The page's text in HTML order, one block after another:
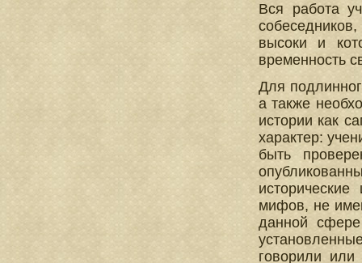
Вся работа
высоки и
временность
Для
а также
истории как
характер:
быть
мифов, не
данной
говорили или